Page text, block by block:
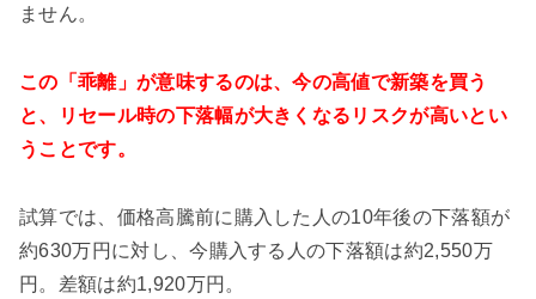
ません。
この「乖離」が意味するのは、今の高値で新築を買う
と、リセール時の下落幅が大きくなるリスクが高いとい
うことです。
試算では、価格高騰前に購入した人の10年後の下落額が
約630万円に対し、今購入する人の下落額は約2,550万
円。差額は約1,920万円。